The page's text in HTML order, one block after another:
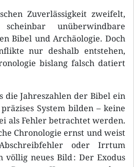
Zuverlässigkeit zweifelt,
unüberwindbare
Bibel und Archäologie. Doch
nur deshalb entstehen,
bislang falsch datiert
die Jahreszahlen der Bibel ein
System bilden – keine
als Fehler betrachtet werden.
Chronologie ernst und weist
oder Irrtum
neues Bild : Der Exodus